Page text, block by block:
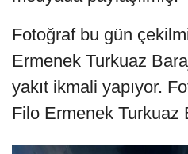
Fotoğraf bu gün
Ermenek Turkuaz
yakıt ikmali yapıyor.
Filo Ermenek Turkuaz